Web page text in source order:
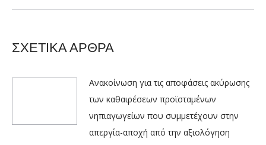
ΣΧΕΤΙΚΑ ΑΡΘΡΑ
Ανακοίνωση για τις αποφάσεις ακύρωσης
των καθαιρέσεων προϊσταμένων
νηπιαγωγείων που συμμετέχουν στην
απεργία-αποχή από την αξιολόγηση